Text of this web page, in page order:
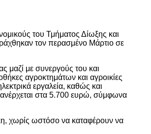
του Τμήματος Δίωξης και
τον περασμένο Μάρτιο σε
μαζί με συνεργούς του και
αγροκτημάτων και αγροικίες
εργαλεία, καθώς και
ανέρχεται στα 5.700 ευρώ, σύμφωνα
χωρίς ωστόσο να καταφέρουν να